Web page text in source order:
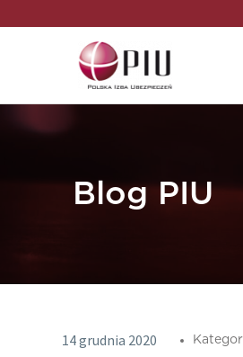
Blog PIU
14 grudnia 2020